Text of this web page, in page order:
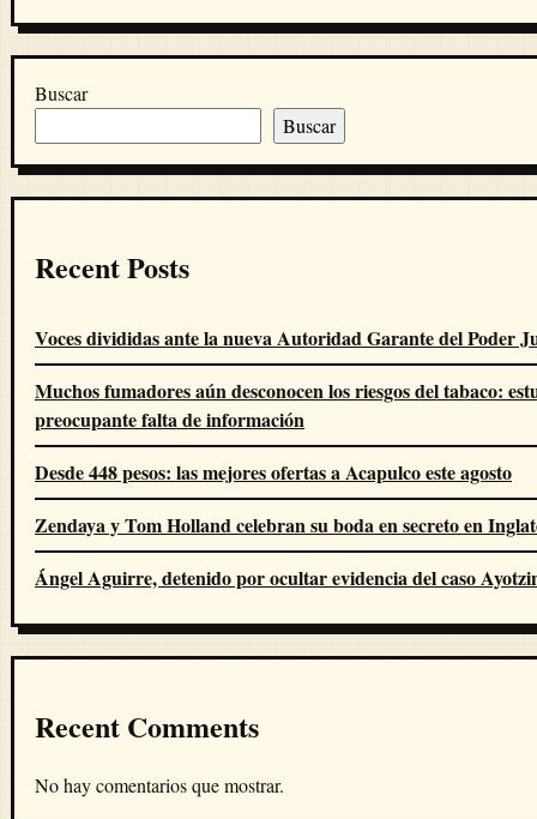
Buscar
Buscar
Recent Posts
Voces divididas ante la nueva Autoridad Garante del Poder
Muchos fumadores aún desconocen los riesgos del tabaco:
preocupante falta de información
Desde 448 pesos: las mejores ofertas a Acapulco este agosto
Zendaya y Tom Holland celebran su boda en secreto en
Ángel Aguirre, detenido por ocultar evidencia del caso
Recent Comments
No hay comentarios que mostrar.